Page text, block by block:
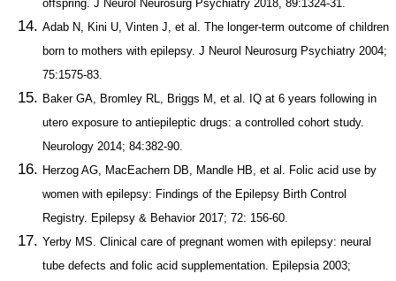
offspring. J Neurol Neurosurg Psychiatry 2018, 89:1324-31.
Adab N, Kini U, Vinten J, et al. The longer-term outcome of children
born to mothers with epilepsy. J Neurol Neurosurg Psychiatry 2004;
75:1575-83.
Baker GA, Bromley RL, Briggs M, et al. IQ at 6 years following in
utero exposure to antiepileptic drugs: a controlled cohort study.
Neurology 2014; 84:382-90.
Herzog AG, MacEachern DB, Mandle HB, et al. Folic acid use by
women with epilepsy: Findings of the Epilepsy Birth Control
Registry. Epilepsy & Behavior 2017; 72: 156-60.
Yerby MS. Clinical care of pregnant women with epilepsy: neural
tube defects and folic acid supplementation. Epilepsia 2003;